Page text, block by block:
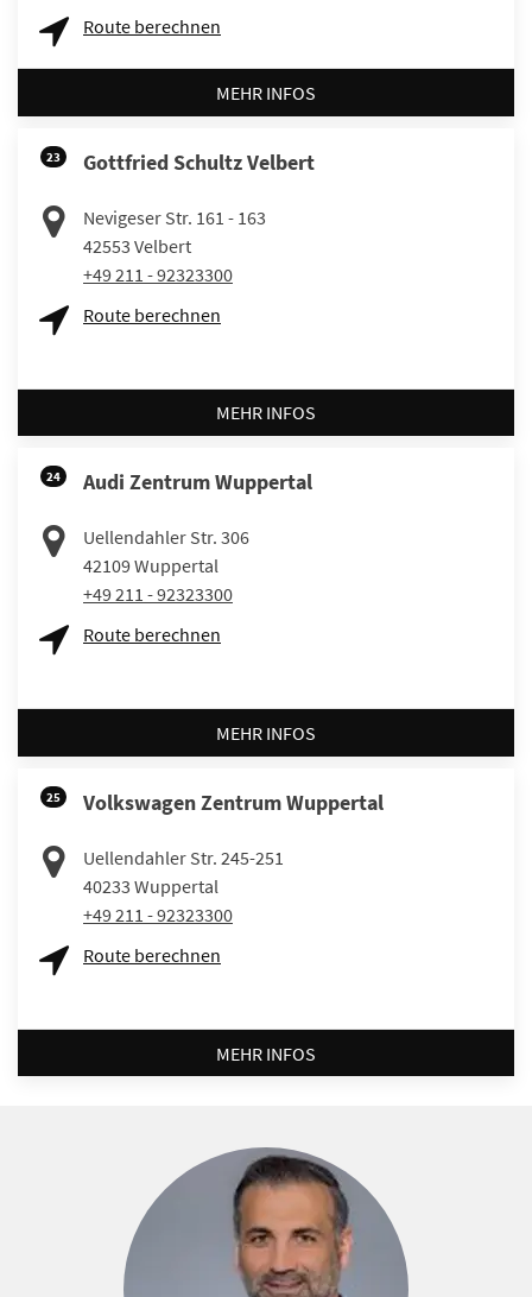
Route berechnen
MEHR INFOS
23 Gottfried Schultz Velbert
Nevigeser Str. 161 - 163
42553 Velbert
+49 211 - 92323300
Route berechnen
MEHR INFOS
24 Audi Zentrum Wuppertal
Uellendahler Str. 306
42109Wuppertal
+49 211 - 92323300
Route berechnen
MEHR INFOS
25 Volkswagen Zentrum Wuppertal
Uellendahler Str. 245-251
40233 Wuppertal
+49 211 - 92323300
Route berechnen
MEHR INFOS